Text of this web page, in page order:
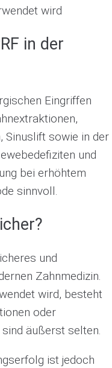
wird
in der
Eingriffen
Sinuslift sowie in der
und
bei erhöhtem
sinnvoll.
und
Zahnmedizin.
wird, besteht
oder
äußerst selten.
ist jedoch